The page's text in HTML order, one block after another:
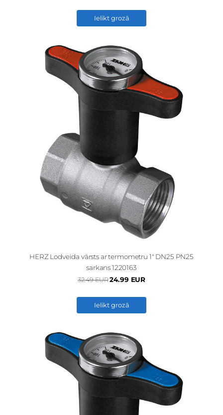
Ielikt grozā
HERZ Lodveida vārsts ar termometru 1" DN25 PN25
sarkans 1220163
32.49 EUR24.99 EUR
Ielikt grozā